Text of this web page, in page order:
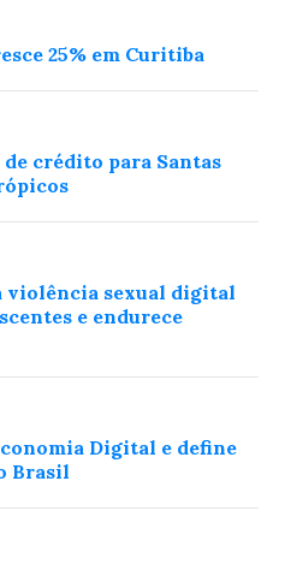
25% em Curitiba
crédito para Santas
violência sexual digital
e endurece
Digital e define
Brasil